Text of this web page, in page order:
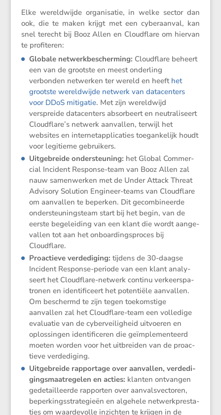
Elke wereld­wijde organi­satie, in welke sector dan
ook, die te maken krijgt met een cyber­aanval, kan
snel terecht bij Booz Allen en Cloud­flare om hiervan
te profiteren:
Globale netwerk­be­scher­ming: Cloud­flare beheert
een van de grootste en meest onder­ling
verbonden netwerken ter wereld en heeft het
grootste wereld­wijde netwerk van datacen­ters
voor DDoS mitigatie. Met zijn wereld­wijd
verspreide datacen­ters absor­beert en neutra­li­seert
Cloudflare’s netwerk aanvallen, terwijl het
websites en inter­netap­pli­ca­ties toegan­ke­lijk houdt
voor legitieme gebruikers.
Uitge­breide onder­steu­ning: het Global Commer­
cial Incident Response-team van Booz Allen zal
nauw samen­werken met de Under Attack Threat
Advisory Solution Engineer-teams van Cloud­flare
om aanvallen te beperken. Dit gecom­bi­neerde
onder­steu­nings­team start bij het begin, van de
eerste begelei­ding van een klant die wordt aange­
vallen tot aan het onboar­dings­proces bij
Cloudflare.
Proac­tieve verde­di­ging:tijdens de 30-daagse
Incident Response-periode van een klant analy­
seert het Cloud­flare-netwerk continu verkeers­pa­
tronen en identi­fi­ceert het poten­tiële aanvallen.
Om beschermd te zijn tegen toekom­stige
aanvallen zal het Cloud­flare-team een volle­dige
evalu­atie van de cyber­vei­lig­heid uitvoeren en
oplos­singen identi­fi­ceren die geïmple­men­teerd
moeten worden voor het uitbreiden van de proac­
tieve verdediging.
Uitge­breide rappor­tage overaanvallen, verde­di­
gings­maat­re­gelen en acties: klanten ontvangen
gedetail­leerde rapporten over aanvals­vec­toren,
beper­kings­stra­te­gieën en algehele netwerk­pres­ta­
ties om waarde­volle inzichten te krijgen in de